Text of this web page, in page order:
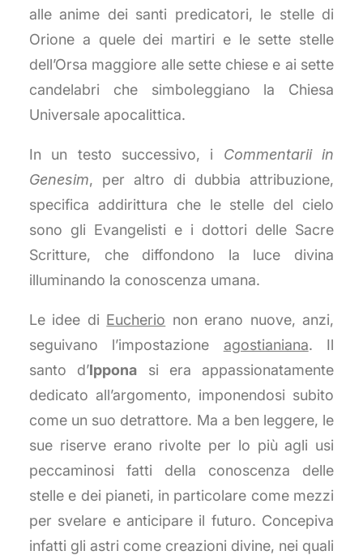
alle anime dei santi predicatori, le stelle di
Orione a quele dei martiri e le sette stelle
dell’Orsa maggiore alle sette chiese e ai sette
candelabri che simboleggiano la Chiesa
Universale apocalittica.
In un testo successivo, i Commentarii in
Genesim, per altro di dubbia attribuzione,
specifica addirittura che le stelle del cielo
sono gli Evangelisti e i dottori delle Sacre
Scritture, che diffondono la luce divina
illuminando la conoscenza umana.
Le idee di Eucherio non erano nuove, anzi,
seguivano l’impostazione agostianiana. Il
santo d’Ippona si era appassionatamente
dedicato all’argomento, imponendosi subito
come un suo detrattore. Ma a ben leggere, le
sue riserve erano rivolte per lo più agli usi
peccaminosi fatti della conoscenza delle
stelle e dei pianeti, in particolare come mezzi
per svelare e anticipare il futuro. Concepiva
infatti gli astri come creazioni divine, nei quali